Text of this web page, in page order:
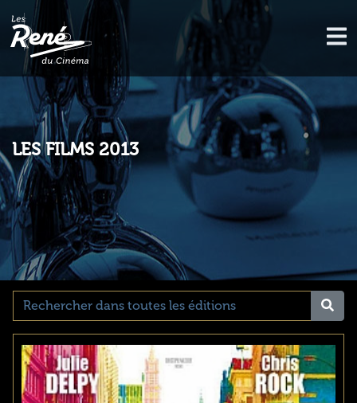
LES FILMS 2013